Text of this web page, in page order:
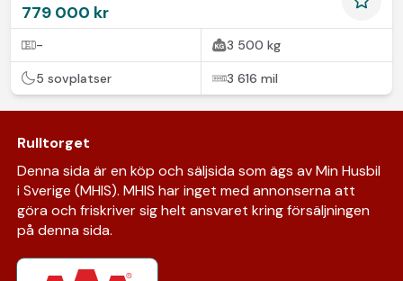
779 000 kr
- 3 500 kg
5 sovplatser 3 616 mil
Rulltorget
Denna sida är en köp och säljsida som ägs av Min Husbil
i Sverige (MHIS). MHIS har inget med annonserna att
göra och friskriver sig helt ansvaret kring försäljningen
på denna sida.